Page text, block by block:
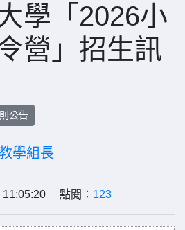
學「2026小
營」招生訊
公告
學組長
11:05:20 點閱： 123